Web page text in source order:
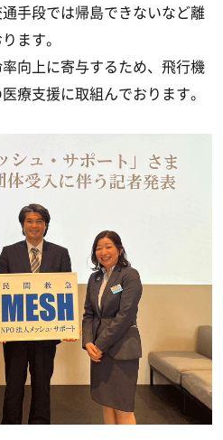
手段では帰島できないなど離
ます。
向上に寄与するため、飛行機
療支援に取組んでおります。